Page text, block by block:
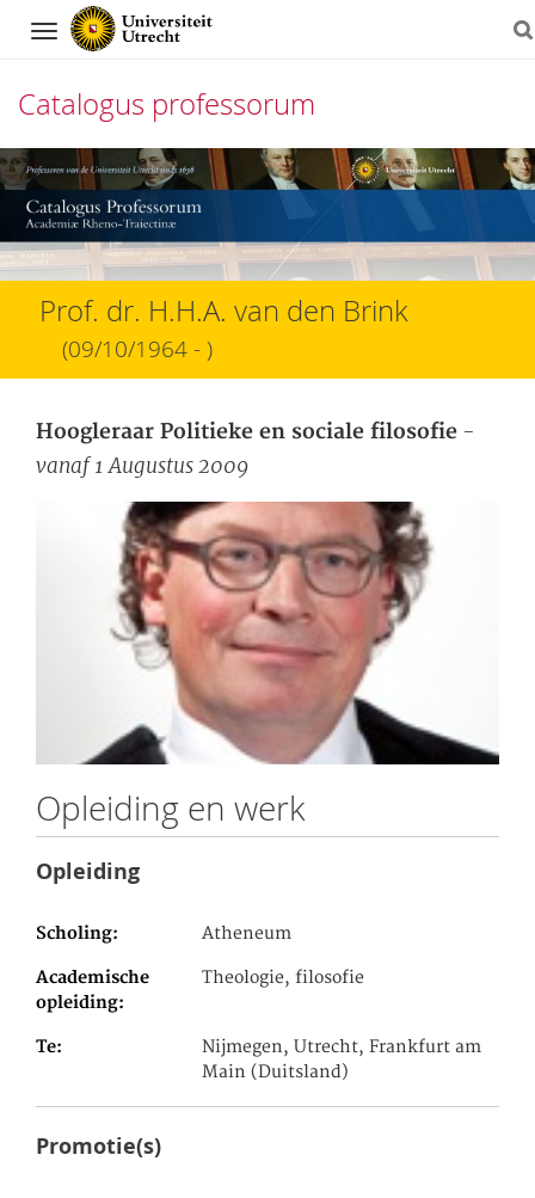
Navigation
Catalogus professorum
Direct
naar
het
inhoud
Prof. dr. H.H.A. van den Brink
(09/10/1964 - )
Hoogleraar Politieke en sociale filosofie -
vanaf 1 Augustus 2009
Opleiding en werk
Opleiding
Scholing Atheneum
Academische
opleiding
Theologie, filosofie
Te
Nijmegen, Utrecht, Frankfurt am
Main (Duitsland)
Promotie(s)